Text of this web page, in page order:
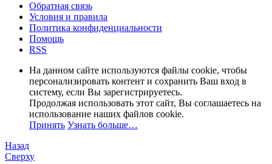
Обратная связь
Условия и правила
Политика конфиденциальности
Помощь
RSS
На данном сайте используются файлы cookie, чтобы
персонализировать контент и сохранить Ваш вход в
систему, если Вы зарегистрируетесь.
Продолжая использовать этот сайт, Вы соглашаетесь на
использование наших файлов cookie.
Принять Узнать больше…
Назад
Сверху